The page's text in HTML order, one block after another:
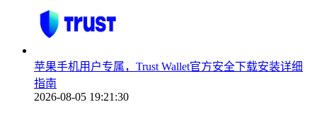
苹果手机用户专属，Trust Wallet官方安全下载安装详细
指南
2026-08-05 19:21:30